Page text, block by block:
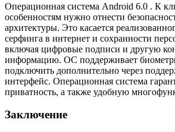
Операционная система Android 6.0 . К
особенностям нужно отнести
архитектуры. Это касается
серфинга в интернет и сохранности
включая цифровые подписи и другую
информацию. ОС поддерживает
подключить дополнительно через
интерфейс. Операционная система
приватность, а также удобную
Заключение